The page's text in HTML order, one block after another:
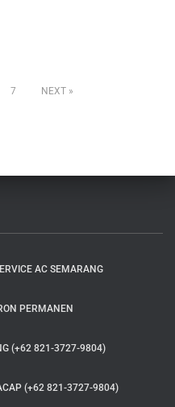
7 NEXT
AC SEMARANG
PERMANEN
(+62 821-3727-9804)
(+62 821-3727-9804)